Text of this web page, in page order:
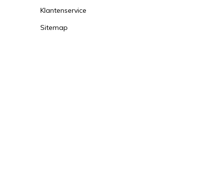
Klantenservice
Sitemap